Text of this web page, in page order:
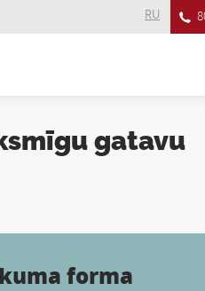
RU
gatavu
forma